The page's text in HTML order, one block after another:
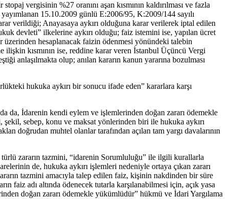
vergisinin %27 oranını aşan kısmının kaldırılması ve fazla
15.10.2009 günlü E:2006/95, K:2009/144 sayılı
verildiği; Anayasaya aykırı olduğuna karar verilerek iptal edilen
devleti” ilkelerine aykırı olduğu; faiz istemini ise, yapılan ücret
hesaplanacak faizin ödenmesi yönündeki talebin
ilişkin kısmının ise, reddine karar veren İstanbul Üçüncü Vergi
anlaşılmakta olup; anılan kararın kanun yararına bozulması
hukuka aykırı bir sonucu ifade eden” kararlara karşı
da, İdarenin kendi eylem ve işlemlerinden doğan zararı ödemekle
şekil, sebep, konu ve maksat yönlerinden biri ile hukuka aykırı
doğrudan muhtel olanlar tarafından açılan tam yargı davalarının
zararın tazmini, “idarenin Sorumluluğu” ile ilgili kurallarla
de, hukuka aykırı işlemleri nedeniyle ortaya çıkan zararı
tazmini amacıyla talep edilen faiz, kişinin nakdinden bir süre
faiz adı altında ödenecek tutarla karşılanabilmesi için, açık yasa
doğan zararı ödemekle yükümlüdür” hükmü ve İdari Yargılama